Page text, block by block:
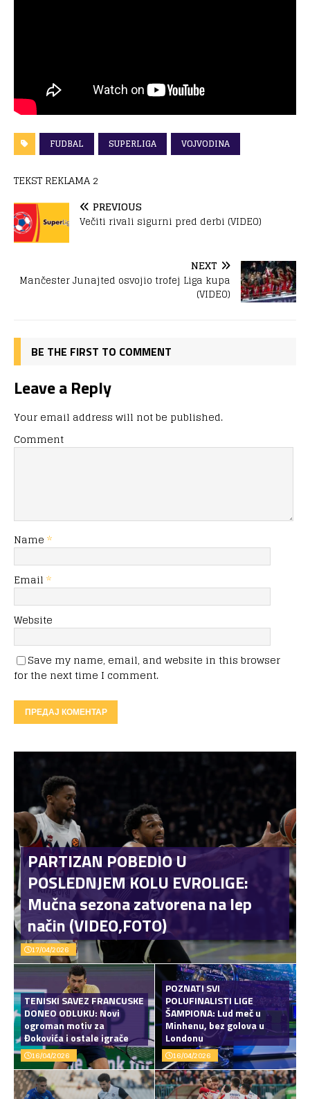
FUDBAL SUPERLIGA VOJVODINA
TEKST REKLAMA 2
PREVIOUS
Večiti rivali sigurni pred derbi (VIDEO)
NEXT
Mančester Junajted osvojio trofej Liga kupa
(VIDEO)
BE THE FIRST TO COMMENT
Leave a Reply
Your email address will not be published.
Comment
Name *
Email *
Website
Save my name, email, and website in this browser
for the next time I comment.
PARTIZAN POBEDIO U
POSLEDNJEM KOLU EVROLIGE:
Mučna sezona zatvorena na lep
način (VIDEO,FOTO)
17/04/2026
TENISKI SAVEZ FRANCUSKE
DONEO ODLUKU: Novi
ogroman motiv za
Đokovića i ostale igrače
16/04/2026
POZNATI SVI
POLUFINALISTI LIGE
ŠAMPIONA: Lud meč u
Minhenu, bez golova u
Londonu
16/04/2026